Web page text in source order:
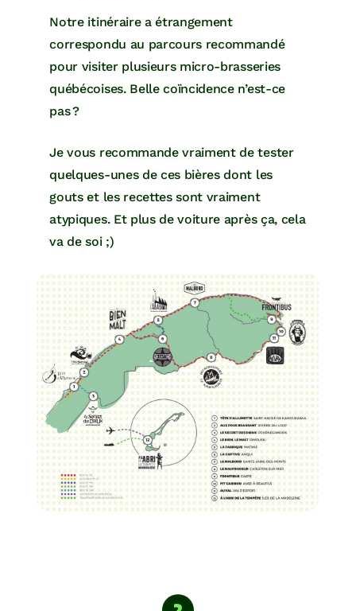
Notre itinéraire a étrangement
correspondu au parcours recommandé
pour visiter plusieurs micro-brasseries
québécoises. Belle coïncidence n’est-ce
pas ?
Je vous recommande vraiment de tester
quelques-unes de ces bières dont les
gouts et les recettes sont vraiment
atypiques. Et plus de voiture après ça, cela
va de soi ;)